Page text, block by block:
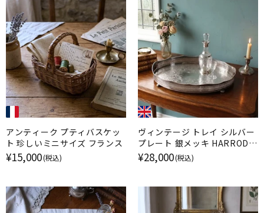
アンティーク プティバスケッ
ト 珍しいミニサイズ フランス
¥15,000(税込)
ヴィンテージ トレイ シルバー
プレート 銀メッキ HARRODS
ハロッズ イギリス
¥28,000(税込)